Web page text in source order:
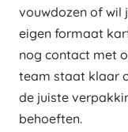
vouwdozen of wil
eigen formaat
nog contact met
team staat klaar
de juiste
behoeften.